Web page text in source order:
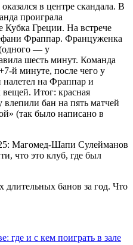
в центре скандала. В
проиграла
Кубка Греции. На встрече
Фраппар. Француженка
— у
шесть минут. Команда
й минуте, после чего у
на Фраппар и
Итог: красная
бан на пять матчей
(так было написано в
длительных банов за год. Что
где и с кем поиграть в зале